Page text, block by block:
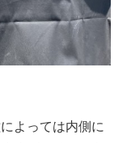
よっては内側に